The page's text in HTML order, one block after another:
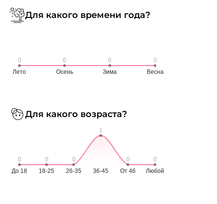
Для какого времени года?
Для какого возраста?